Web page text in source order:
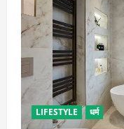
LIFESTYLE धर्म